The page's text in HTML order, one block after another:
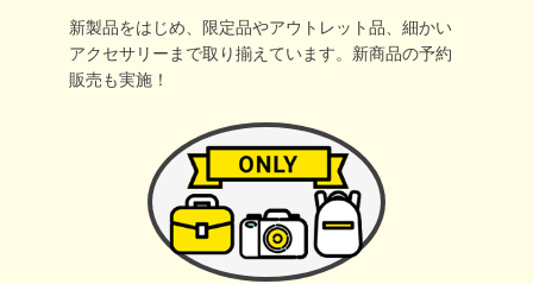
新製品をはじめ、限定品やアウトレット品、細かい
アクセサリーまで取り揃えています。新商品の予約
販売も実施！